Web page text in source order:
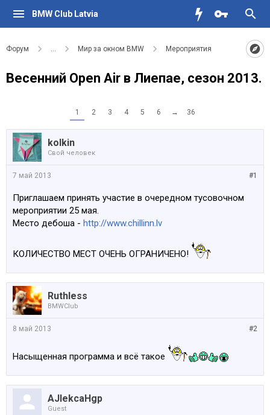
BMW Club Latvia
Форум ... Мир за окном BMW Мероприятия
Весенний Open Air в Лиепае, сезон 2013.
1 2 3 4 5 6 → 36
kolkin
Свой человек
#1
7 май 2013
Приглашаем принять участие в очередном тусовочном
мероприятии 25 мая.
Место дебоша - http://www.chillinn.lv
КОЛИЧЕСТВО МЕСТ ОЧЕНЬ ОГРАНИЧЕНО!
Ruthless
BMWClub
#2
8 май 2013
Насыщенная программа и всё такое
AJlekcaHgp
Guest